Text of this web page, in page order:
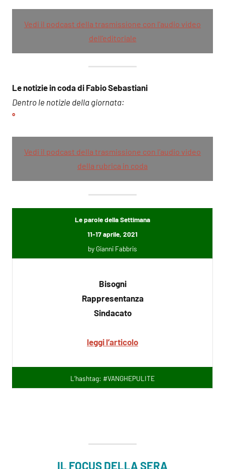
Vedi il podcast della trasmissione con l’audio video
dell’editoriale
Le notizie in coda di Fabio Sebastiani
Dentro le notizie della giornata:
°
Vedi il podcast della trasmissione con l’audio video
della rubrica in coda
Le parole della Settimana
11-17 aprile, 2021
by Gianni Fabbris
Bisogni
Rappresentanza
Sindacato
leggi l’articolo
L’hashtag: #VANGHEPULITE
IL FOCUS DELLA SERA